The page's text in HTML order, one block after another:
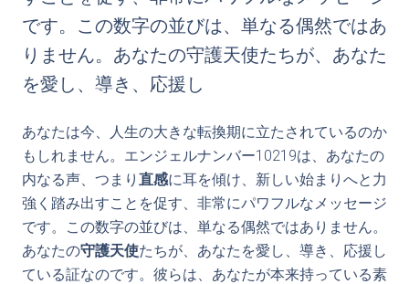
です。この数字の並びは、単なる偶然ではあ
りません。あなたの守護天使たちが、あなた
を愛し、導き、応援し
あなたは今、人生の大きな転換期に立たされているのか
もしれません。エンジェルナンバー10219は、あなたの
内なる声、つまり 直感に耳を傾け、新しい始まりへと力
強く踏み出すことを促す、非常にパワフルなメッセージ
です。この数字の並びは、単なる偶然ではありません。
あなたの守護天使たちが、あなたを愛し、導き、応援し
ている証なのです。彼らは、あなたが本来持っている素